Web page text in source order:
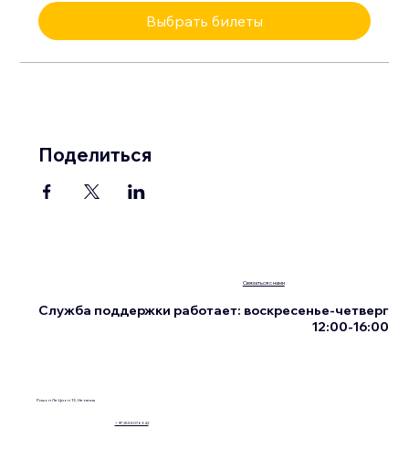
Выбрать билеты
Поделиться
Ришон Ле-Цион 13, Нетания
+972555076342
Связаться с нами
Служба поддержки работает: воскресенье-четверг
12:00-16:00